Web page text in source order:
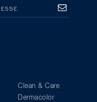
ANMELDEN
Clean & Care
Dermacolor